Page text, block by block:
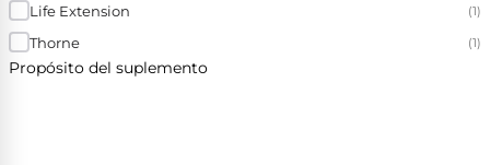
Life Extension (1)
Thorne (1)
Propósito del suplemento